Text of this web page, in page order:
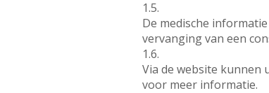
1.5.
De medische
vervanging van een
1.6.
Via de website kunnen
voor meer informatie.